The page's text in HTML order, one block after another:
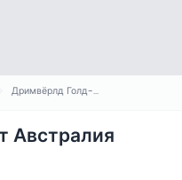
Дримвёрлд Голд-Кост Австралия
Австралия